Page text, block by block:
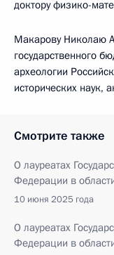
доктору физико-
Макарову Николаю
государственного
археологии
исторических наук,
Смотрите также
О лауреатах
Федерации в
10 июня 2025 года
О лауреатах
Федерации в